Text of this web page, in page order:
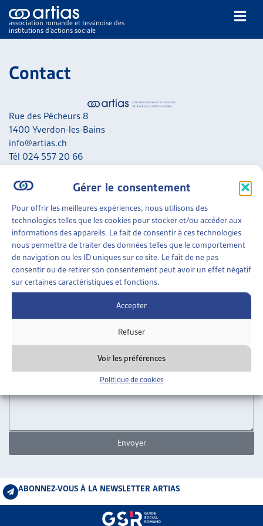
Gérer le consentement
Pour offrir les meilleures expériences, nous utilisons des
technologies telles que les cookies pour stocker et/ou accéder aux
informations des appareils. Le fait de consentir à ces technologies
nous permettra de traiter des données telles que le comportement
de navigation ou les ID uniques sur ce site. Le fait de ne pas
consentir ou de retirer son consentement peut avoir un effet négatif
sur certaines caractéristiques et fonctions.
Accepter
Refuser
Voir les préférences
Politique de cookies
association romande et tessinoise des
institutions d’actions sociale
NOS PUBLICATIONS
ARTICLES
VEILLE
RESSOURCES
THÉMATIQUES
GUIDE SOCIAL ROMAND
AUTRES
ARTIAS
L’ASSOCIATION
JOURNÉES D’AUTOMNE
Contact
Rue des Pêcheurs 8
1400 Yverdon-les-Bains
info@artias.ch
Tél 024 557 20 66
NOUS CONTACTER
A noter que nous ne répondons pas aux messages liés aux
situations personnelles. Adressez-vous en priorité aux
services concernés de votre canton.
Nom
Message
Envoyer
ABONNEZ-VOUS À LA NEWSLETTER ARTIAS